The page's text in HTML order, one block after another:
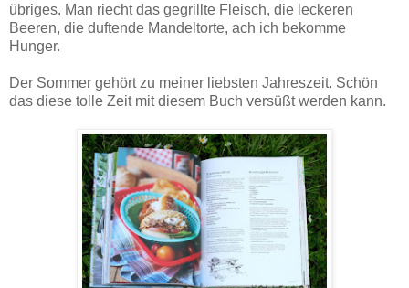
übriges. Man riecht das gegrillte Fleisch, die leckeren
Beeren, die duftende Mandeltorte, ach ich bekomme
Hunger.
Der Sommer gehört zu meiner liebsten Jahreszeit. Schön
das diese tolle Zeit mit diesem Buch versüßt werden kann.